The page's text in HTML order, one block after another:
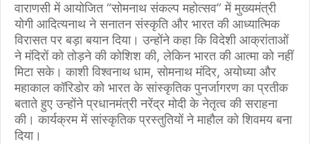
वाराणसी में आयोजित “सोमनाथ संकल्प महोत्सव” में मुख्यमंत्री
योगी आदित्यनाथ ने सनातन संस्कृति और भारत की आध्यात्मिक
विरासत पर बड़ा बयान दिया। उन्होंने कहा कि विदेशी आक्रांताओं
ने मंदिरों को तोड़ने की कोशिश की, लेकिन भारत की आत्मा को नहीं
मिटा सके। काशी विश्वनाथ धाम, सोमनाथ मंदिर, अयोध्या और
महाकाल कॉरिडोर को भारत के सांस्कृतिक पुनर्जागरण का प्रतीक
बताते हुए उन्होंने प्रधानमंत्री नरेंद्र मोदी के नेतृत्व की सराहना
की। कार्यक्रम में सांस्कृतिक प्रस्तुतियों ने माहौल को शिवमय बना
दिया।